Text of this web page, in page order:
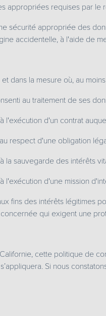
appropriées requises par
sécurité appropriée des
accidentelle, à l'aide de
dans la mesure où, au
au traitement de ses
l'exécution d'un contrat
respect d'une obligation
la sauvegarde des intérêts
l'exécution d'une mission
fins des intérêts légitimes
qui exigent une
cette politique de
s’appliquera. Si nous